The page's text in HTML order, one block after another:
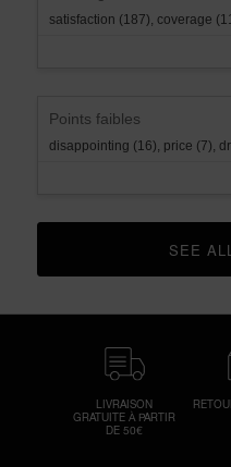
satisfaction (187), coverage
Points faibles
disappointing (16), price (7),
LIVRAISON
GRATUITE À PARTIR
DE 50€